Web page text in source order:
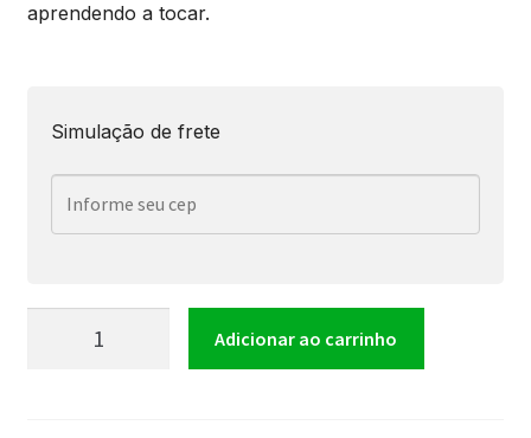
aprendendo a tocar.
Simulação de frete
Adicionar ao carrinho